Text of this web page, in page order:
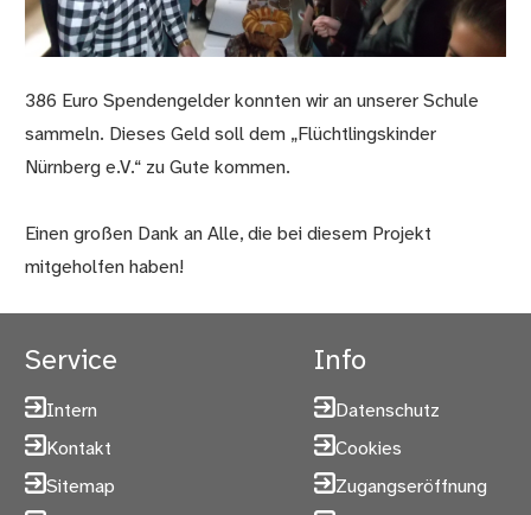
386 Euro Spendengelder konnten wir an unserer Schule
sammeln. Dieses Geld soll dem „Flüchtlingskinder
Nürnberg e.V.“ zu Gute kommen.
Einen großen Dank an Alle, die bei diesem Projekt
mitgeholfen haben!
Service
Intern
Kontakt
Sitemap
Info
Datenschutz
Cookies
Zugangseröffnung